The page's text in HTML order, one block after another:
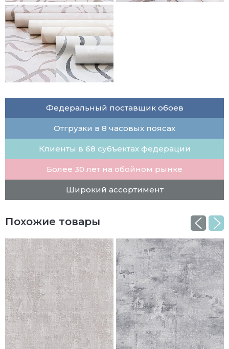
Федеральный поставщик обоев
Отгрузки в 8 часовых поясах
Клиенты в 68 субъектах федерации
Более 30 лет на обойном рынке
Широкий ассортимент
Похожие товары